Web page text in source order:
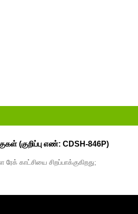
(குறிப்பு எண்: CDSH-846P)
காட்சியை சிறப்பாக்குகிறது;